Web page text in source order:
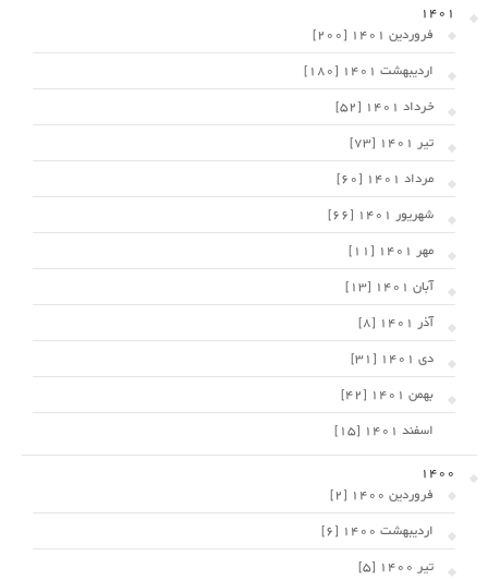
1401
فروردین 1401 [200]
اردیبهشت 1401 [180]
خرداد 1401 [52]
تیر 1401 [73]
مرداد 1401 [60]
شهریور 1401 [66]
مهر 1401 [11]
آبان 1401 [13]
آذر 1401 [8]
دی 1401 [31]
بهمن 1401 [42]
اسفند 1401 [15]
1400
فروردین 1400 [2]
اردیبهشت 1400 [6]
تیر 1400 [5]